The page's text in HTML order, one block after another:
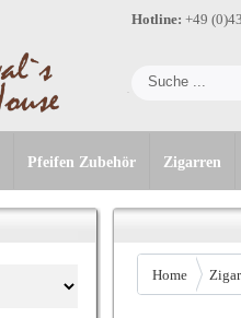
Hotline: +49
Pfeifen Zubehör Zigarren
Home